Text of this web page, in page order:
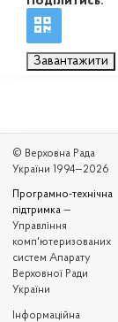
Завантажити
© Верховна Рада
України 1994—2026
Програмно-технічна
підтримка —
Управління
комп'ютеризованих
систем Апарату
Верховної Ради
України
Iнформаційна